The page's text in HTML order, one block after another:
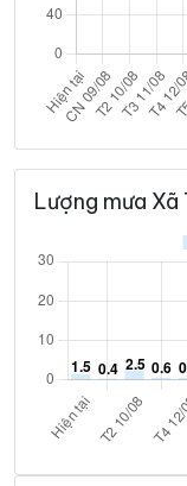
Lượng mưa Xã